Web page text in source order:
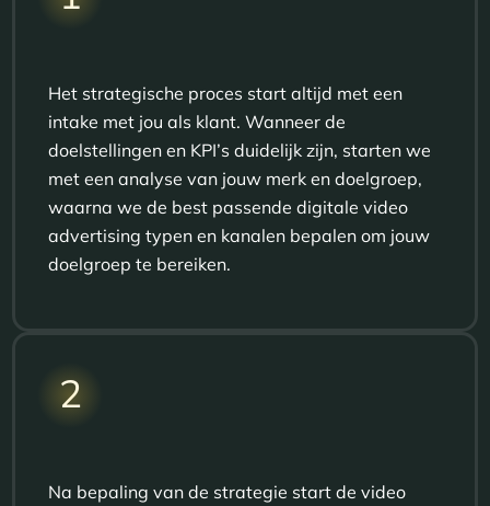
Het strategische proces start altijd met een
intake met jou als klant. Wanneer de
doelstellingen en KPI’s duidelijk zijn, starten we
met een analyse van jouw merk en doelgroep,
waarna we de best passende digitale video
advertising typen en kanalen bepalen om jouw
doelgroep te bereiken.
2
Na bepaling van de strategie start de video